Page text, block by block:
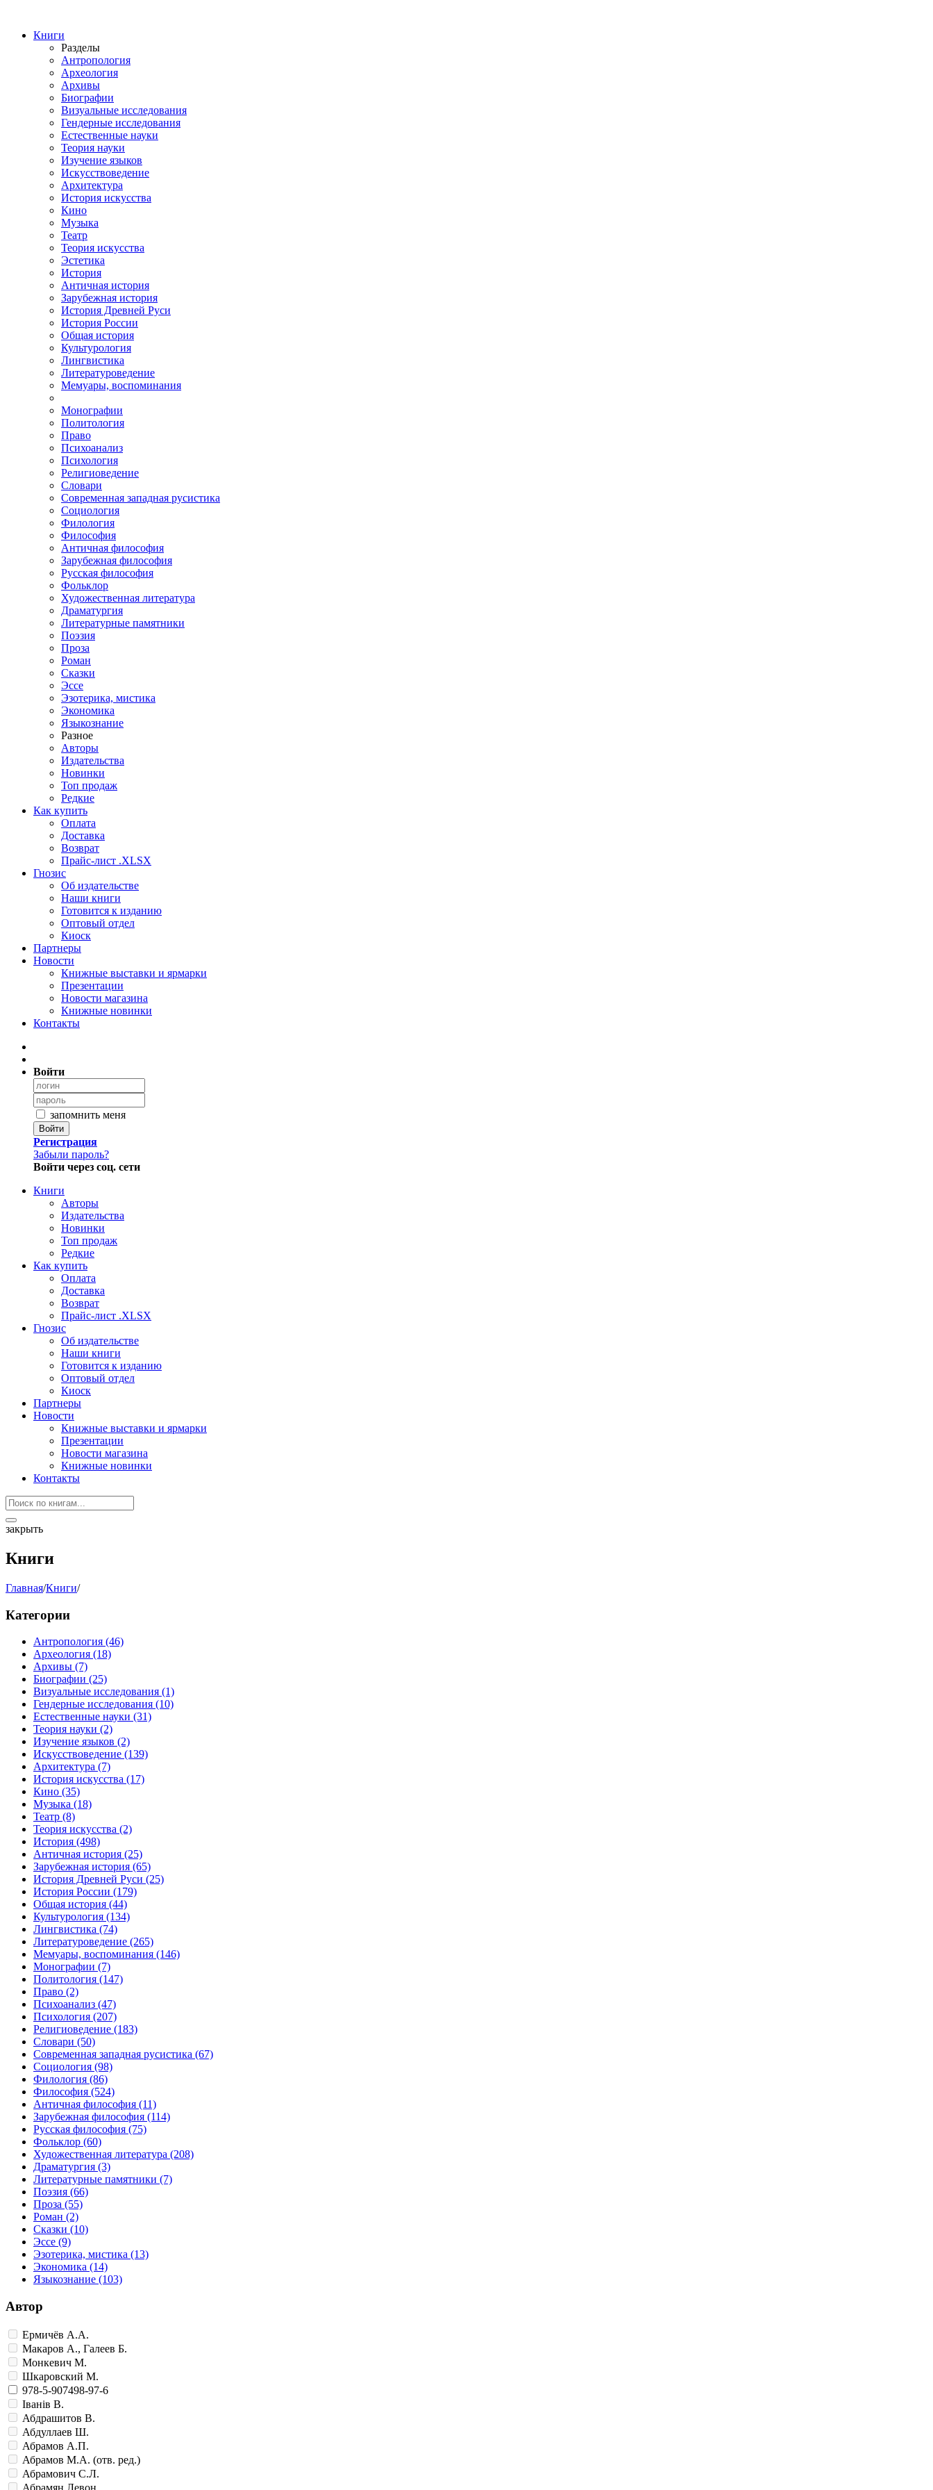
Книги
Разделы
Антропология
Археология
Архивы
Биографии
Визуальные исследования
Гендерные исследования
Естественные науки
Теория науки
Изучение языков
Искусствоведение
Архитектура
История искусства
Кино
Музыка
Театр
Теория искусства
Эстетика
История
Античная история
Зарубежная история
История Древней Руси
История России
Общая история
Культурология
Лингвистика
Литературоведение
Мемуары, воспоминания
Монографии
Политология
Право
Психоанализ
Психология
Религиоведение
Словари
Современная западная русистика
Социология
Филология
Философия
Античная философия
Зарубежная философия
Русская философия
Фольклор
Художественная литература
Драматургия
Литературные памятники
Поэзия
Проза
Роман
Сказки
Эссе
Эзотерика, мистика
Экономика
Языкознание
Разное
Авторы
Издательства
Новинки
Топ продаж
Редкие
Как купить
Оплата
Доставка
Возврат
Прайс-лист .XLSX
Гнозис
Об издательстве
Наши книги
Готовится к изданию
Оптовый отдел
Киоск
Партнеры
Новости
Книжные выставки и ярмарки
Презентации
Новости магазина
Книжные новинки
Контакты
Войти
запомнить меня
Войти
Регистрация
Забыли пароль?
Войти через соц. сети
Книги
Авторы
Издательства
Новинки
Топ продаж
Редкие
Как купить
Оплата
Доставка
Возврат
Прайс-лист .XLSX
Гнозис
Об издательстве
Наши книги
Готовится к изданию
Оптовый отдел
Киоск
Партнеры
Новости
Книжные выставки и ярмарки
Презентации
Новости магазина
Книжные новинки
Контакты
закрыть
Книги
Главная/Книги/
Категории
Антропология (46)
Археология (18)
Архивы (7)
Биографии (25)
Визуальные исследования (1)
Гендерные исследования (10)
Естественные науки (31)
Теория науки (2)
Изучение языков (2)
Искусствоведение (139)
Архитектура (7)
История искусства (17)
Кино (35)
Музыка (18)
Театр (8)
Теория искусства (2)
История (498)
Античная история (25)
Зарубежная история (65)
История Древней Руси (25)
История России (179)
Общая история (44)
Культурология (134)
Лингвистика (74)
Литературоведение (265)
Мемуары, воспоминания (146)
Монографии (7)
Политология (147)
Право (2)
Психоанализ (47)
Психология (207)
Религиоведение (183)
Словари (50)
Современная западная русистика (67)
Социология (98)
Филология (86)
Философия (524)
Античная философия (11)
Зарубежная философия (114)
Русская философия (75)
Фольклор (60)
Художественная литература (208)
Драматургия (3)
Литературные памятники (7)
Поэзия (66)
Проза (55)
Роман (2)
Сказки (10)
Эссе (9)
Эзотерика, мистика (13)
Экономика (14)
Языкознание (103)
Автор
Ермичёв А.А.
Макаров А., Галеев Б.
Монкевич М.
Шкаровский М.
978-5-907498-97-6
Iванiв В.
Абдрашитов В.
Абдуллаев Ш.
Абрамов А.П.
Абрамов М.А. (отв. ред.)
Абрамович С.Л.
Абрамян Левон